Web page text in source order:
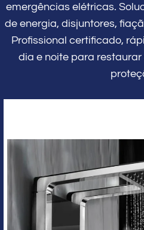
emergências elétricas.
de energia, disjuntores,
Profissional certificado,
dia e noite para